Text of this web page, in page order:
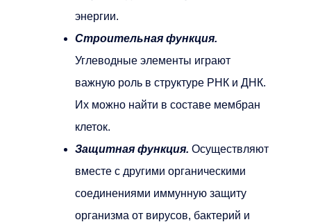
энергии.
Строительная функция.
Углеводные элементы играют
важную роль в структуре РНК и ДНК.
Их можно найти в составе мембран
клеток.
Защитная функция. Осуществляют
вместе с другими органическими
соединениями иммунную защиту
организма от вирусов, бактерий и